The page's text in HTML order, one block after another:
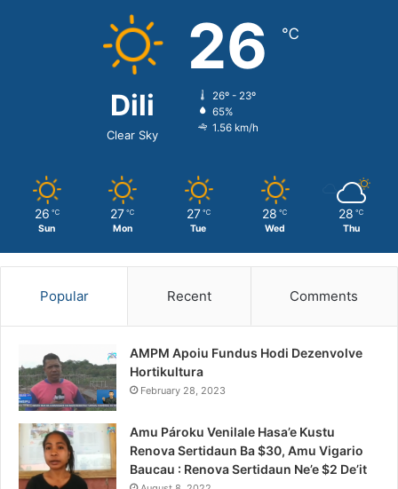
Dili
Clear Sky
26 ℃
26º - 23º
65%
1.56 km/h
26 ℃
Sun
27 ℃
Mon
27 ℃
Tue
28 ℃
Wed
28 ℃
Thu
Popular Recent Comments
AMPM Apoiu Fundus Hodi Dezenvolve
Hortikultura
February 28, 2023
Amu Pároku Venilale Hasa’e Kustu
Renova Sertidaun Ba $30, Amu Vigario
Baucau : Renova Sertidaun Ne’e $2 De’it